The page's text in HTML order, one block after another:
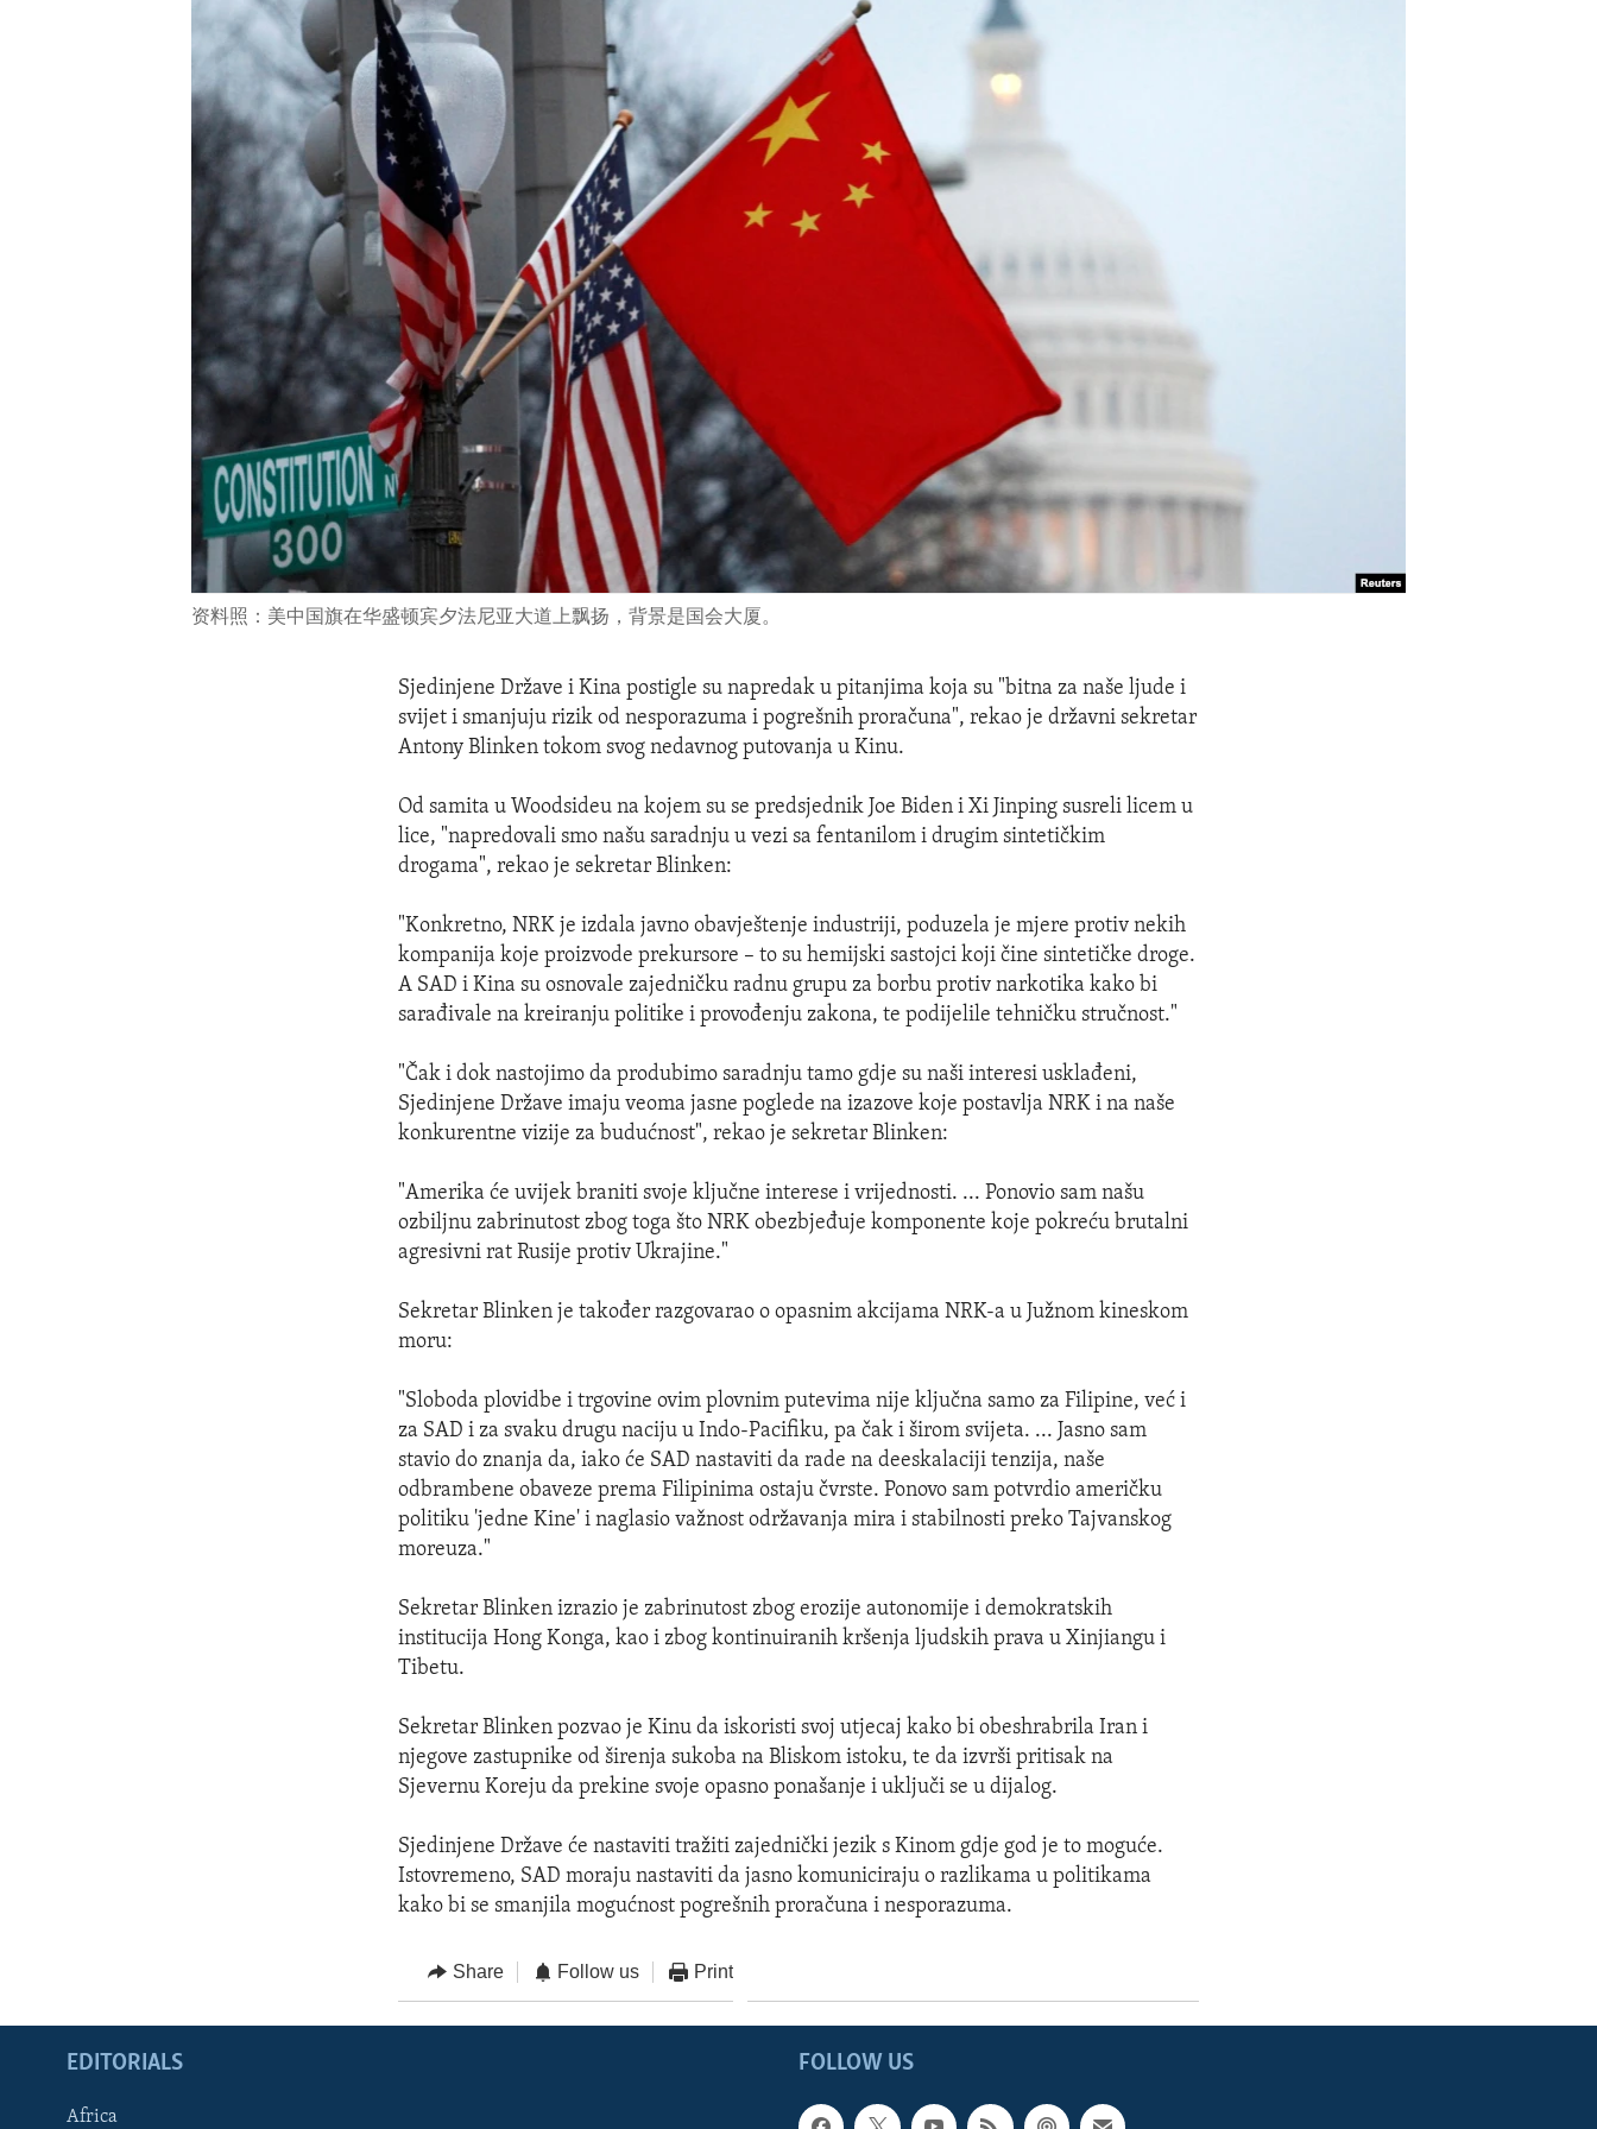
IDEALS AND INSTITUTIONS
资料照：美中国旗在华盛顿宾夕法尼亚大道上飘扬，背景是国会大厦。
Sjedinjene Države i Kina postigle su napredak u pitanjima koja su "bitna za naše ljude i
svijet i smanjuju rizik od nesporazuma i pogrešnih proračuna", rekao je državni sekretar
Antony Blinken tokom svog nedavnog putovanja u Kinu.
Od samita u Woodsideu na kojem su se predsjednik Joe Biden i Xi Jinping susreli licem u
lice, "napredovali smo našu saradnju u vezi sa fentanilom i drugim sintetičkim
drogama", rekao je sekretar Blinken:
"Konkretno, NRK je izdala javno obavještenje industriji, poduzela je mjere protiv nekih
kompanija koje proizvode prekursore – to su hemijski sastojci koji čine sintetičke droge.
A SAD i Kina su osnovale zajedničku radnu grupu za borbu protiv narkotika kako bi
sarađivale na kreiranju politike i provođenju zakona, te podijelile tehničku stručnost."
"Čak i dok nastojimo da produbimo saradnju tamo gdje su naši interesi usklađeni,
Sjedinjene Države imaju veoma jasne poglede na izazove koje postavlja NRK i na naše
konkurentne vizije za budućnost", rekao je sekretar Blinken:
"Amerika će uvijek braniti svoje ključne interese i vrijednosti. ... Ponovio sam našu
ozbiljnu zabrinutost zbog toga što NRK obezbjeđuje komponente koje pokreću brutalni
agresivni rat Rusije protiv Ukrajine."
Sekretar Blinken je također razgovarao o opasnim akcijama NRK-a u Južnom kineskom
moru:
"Sloboda plovidbe i trgovine ovim plovnim putevima nije ključna samo za Filipine, već i
za SAD i za svaku drugu naciju u Indo-Pacifiku, pa čak i širom svijeta. ... Jasno sam
stavio do znanja da, iako će SAD nastaviti da rade na deeskalaciji tenzija, naše
odbrambene obaveze prema Filipinima ostaju čvrste. Ponovo sam potvrdio američku
politiku 'jedne Kine' i naglasio važnost održavanja mira i stabilnosti preko Tajvanskog
moreuza."
Sekretar Blinken izrazio je zabrinutost zbog erozije autonomije i demokratskih
institucija Hong Konga, kao i zbog kontinuiranih kršenja ljudskih prava u Xinjiangu i
Tibetu.
Sekretar Blinken pozvao je Kinu da iskoristi svoj utjecaj kako bi obeshrabrila Iran i
njegove zastupnike od širenja sukoba na Bliskom istoku, te da izvrši pritisak na
Sjevernu Koreju da prekine svoje opasno ponašanje i uključi se u dijalog.
Sjedinjene Države će nastaviti tražiti zajednički jezik s Kinom gdje god je to moguće.
Istovremeno, SAD moraju nastaviti da jasno komuniciraju o razlikama u politikama
kako bi se smanjila mogućnost pogrešnih proračuna i nesporazuma.
Share Follow us Print
FOLLOW US
EDITORIALS
Africa